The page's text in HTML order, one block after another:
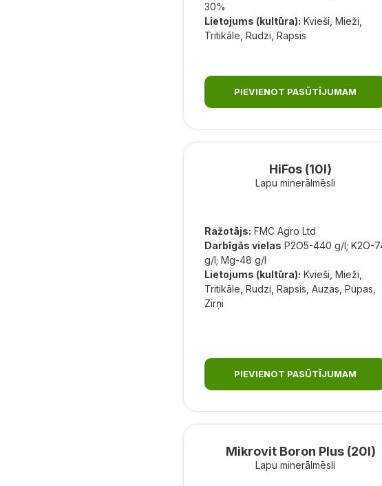
30%
Lietojums (kultūra): Kvieši, Mieži,
Tritikāle, Rudzi, Rapsis
PIEVIENOT PASŪTĪJUMAM
HiFos (10l)
Lapu minerālmēsli
Ražotājs: FMC Agro Ltd
Darbīgās vielas P2O5-440 g/l; K2O-
g/l; Mg-48 g/l
Lietojums (kultūra): Kvieši, Mieži,
Tritikāle, Rudzi, Rapsis, Auzas, Pupas,
Zirņi
PIEVIENOT PASŪTĪJUMAM
Mikrovit Boron Plus (20l)
Lapu minerālmēsli